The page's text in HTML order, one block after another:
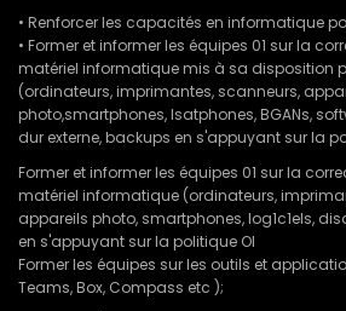
• Renforcer les capacités en informatique
• Former et informer les équipes 01 sur la
matériel informatique mis à sa disposition
(ordinateurs, imprimantes, scanneurs,
photo,smartphones, lsatphones, BGANs,
dur externe, backups en s'appuyant sur la
Former et informer les équipes 01 sur la
matériel informatique (ordinateurs,
appareils photo, smartphones, log1c1els,
en s'appuyant sur la politique OI
Former les équipes sur les outils et
Teams, Box, Compass etc );